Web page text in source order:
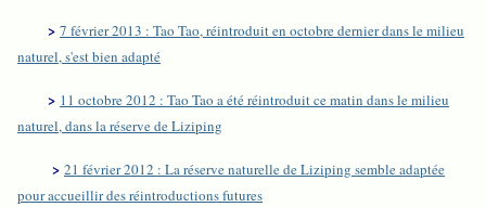
> 7 février 2013 : Tao Tao, réintroduit en octobre dernier dans le milieu
naturel, s'est bien adapté
> 11 octobre 2012 : Tao Tao a été réintroduit ce matin dans le milieu
naturel, dans la réserve de Liziping
> 21 février 2012 : La réserve naturelle de Liziping semble adaptée
pour accueillir des réintroductions futures